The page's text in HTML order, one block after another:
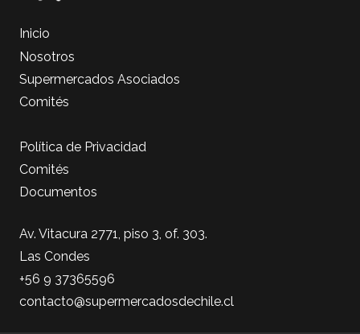
Inicio
Nosotros
Supermercados Asociados
Comités
Política de Privacidad
Comités
Documentos
Av. Vitacura 2771, piso 3, of. 303.
Las Condes
+56 9 37365596
contacto@supermercadosdechile.cl